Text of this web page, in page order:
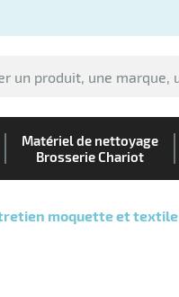
Matériel de nettoyage
Brosserie Chariot
moquette et textile